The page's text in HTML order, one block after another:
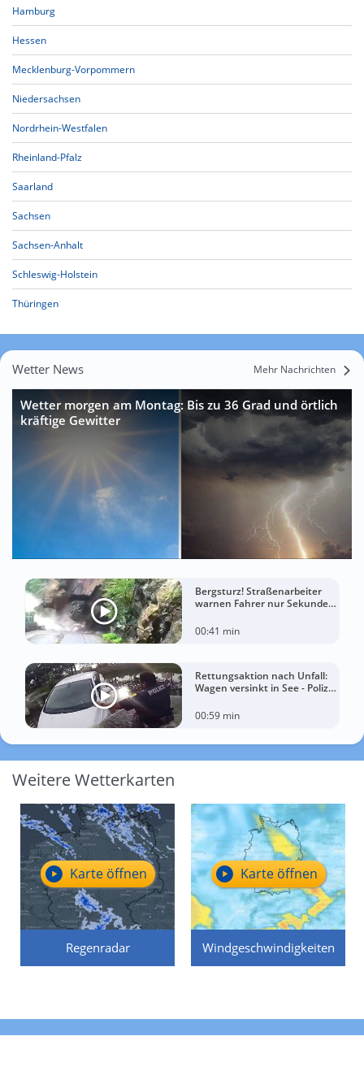
Hamburg
Hessen
Mecklenburg-Vorpommern
Niedersachsen
Nordrhein-Westfalen
Rheinland-Pfalz
Saarland
Sachsen
Sachsen-Anhalt
Schleswig-Holstein
Thüringen
Wetter News Mehr Nachrichten
Wetter morgen am Montag: Bis zu 36 Grad und örtlich
kräftige Gewitter
Bergsturz! Straßenarbeiter
warnen Fahrer nur Sekunden
00:41 min
Rettungsaktion nach Unfall:
Wagen versinkt in See - Polizei
00:59 min
Weitere Wetterkarten
Regenradar
Karte öffnen
Windgeschwindigkeiten
Karte öffnen